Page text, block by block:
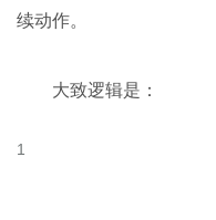
续动作。
大致逻辑是：